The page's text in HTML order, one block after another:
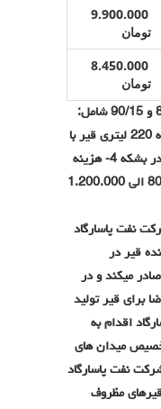
9.900.000
تومان
8.450.000
تومان
تعرفه قیر بشکه ای پاسارگاد 60/70 ، 85/25 و 90/15 شامل:
1- قیمت قیر بشکه در بورس 2- قیمت بشکه 220 لیتری قیر با
ضخامت 0/6 میلیمتر 3- میزان قیر مصرفی در بشکه 4- هزینه
مظروف سازی و حمل بشکه قیر که از 800.000 الی 1.200.000
نفت پاسارگاد
قیر در
میکند و در
برای قیر تولید
اقدام به
میدان های
نفت پاسارگاد
مظروف